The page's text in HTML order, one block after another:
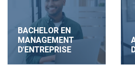
BACHELOR EN
MANAGEMENT
D'ENTREPRISE